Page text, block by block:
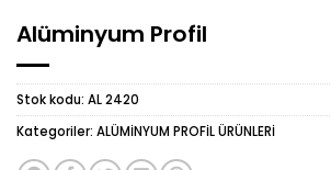
Alüminyum Profil
Stok kodu: AL 2420
Kategoriler: ALÜMİNYUM PROFİL ÜRÜNLERİ